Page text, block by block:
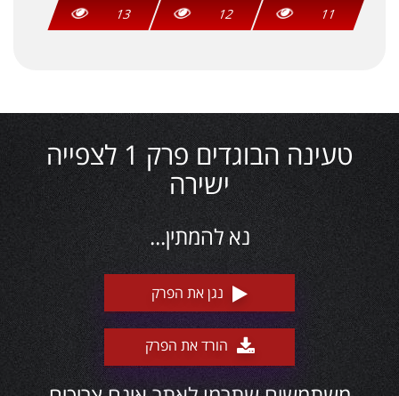
11
12
13
טעינה הבוגדים פרק 1 לצפייה
ישירה
נא להמתין...
נגן את הפרק
הורד את הפרק